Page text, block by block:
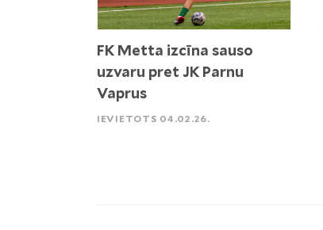
FK Metta izcīna sauso
uzvaru pret JK Parnu
Vaprus
IEVIETOTS 04.02.26.